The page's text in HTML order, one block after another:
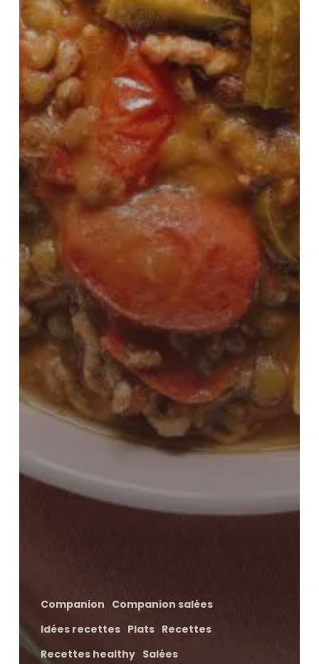
Companion Companion salées
Idées recettes Plats Recettes
Recettes healthy Salées